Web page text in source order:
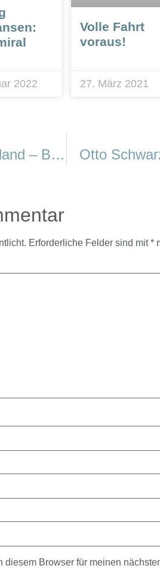
2022
Volle Fahrt
voraus!
27. März 2021
Kristina Gehrmann: Im Eisland – Band 1: Die Franklin-Expedition Otto
Erforderliche Felder sind mit*
diesem Browser für meinen